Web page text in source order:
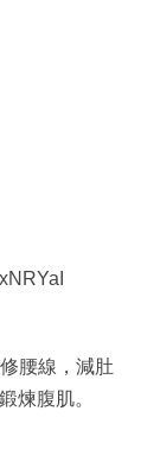
腰線，減肚
煉腹肌。